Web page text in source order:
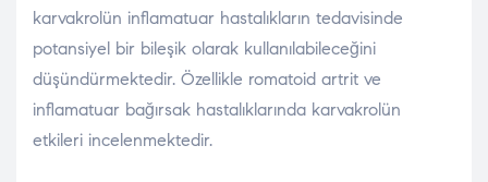
karvakrolün inflamatuar hastalıkların tedavisinde
potansiyel bir bileşik olarak kullanılabileceğini
düşündürmektedir. Özellikle romatoid artrit ve
inflamatuar bağırsak hastalıklarında karvakrolün
etkileri incelenmektedir.